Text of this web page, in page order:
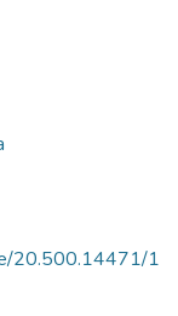
20.500.14471/1